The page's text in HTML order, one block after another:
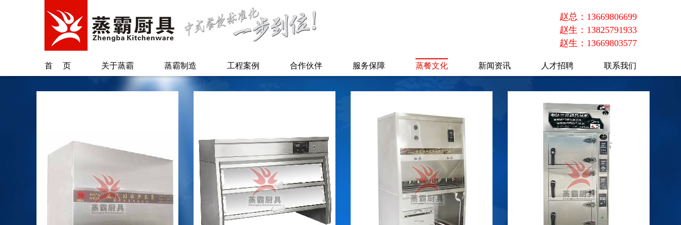
赵总：13669806699
赵生：13825791933
赵生：13669803577
首页 关于蒸霸 蒸霸制造 工程案例 合作伙伴 服务保障 蒸餐文化 新闻资讯 人才招聘 联系我们
蒸汽炉系列
蒸锅台/肠粉类
废气回收系统
自动加水加米